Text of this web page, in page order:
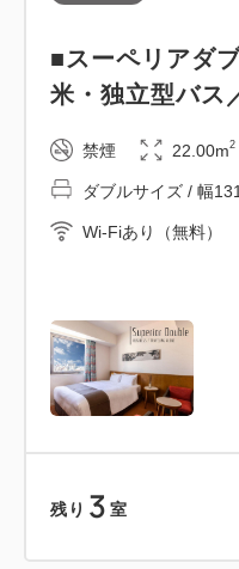
■スーペリアダ
米・独立型バス
禁煙 22.00m2
ダブルサイズ / 幅
Wi-Fiあり（無料）
残り 3 室